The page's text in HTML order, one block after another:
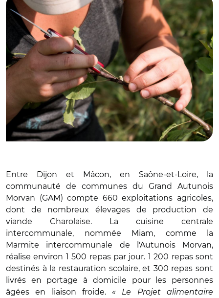
Entre Dijon et Mâcon, en Saône-et-Loire, la
communauté de communes du Grand Autunois
Morvan (GAM) compte 660 exploitations agricoles,
dont de nombreux élevages de production de
viande Charolaise. La cuisine centrale
intercommunale, nommée Miam, comme la
Marmite intercommunale de l'Autunois Morvan,
réalise environ 1 500 repas par jour. 1 200 repas sont
destinés à la restauration scolaire, et 300 repas sont
livrés en portage à domicile pour les personnes
âgées en liaison froide. « Le Projet alimentaire